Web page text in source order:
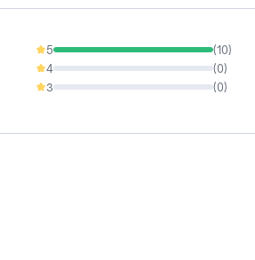
5 (10)
100%
4 (0)
0%
3 (0)
0%